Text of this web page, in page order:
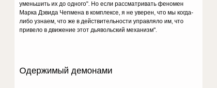
уменьшить их до одного". Но если рассматривать феномен
Марка Дэвида Чепмена в комплексе, я не уверен, что мы когда-
либо узнаем, что же в действительности управляло им, что
привело в движение этот дьявольский механизм".
Одержимый демонами